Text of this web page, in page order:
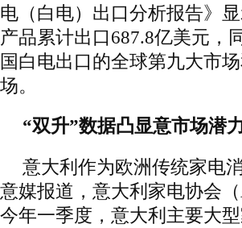
电（白电）出口分析报告》
产品累计出口687.8亿美元，
国白电出口的全球第九大市
场。
“双升”数据凸显意市场潜
意大利作为欧洲传统家电
意媒报道，意大利家电协会
今年一季度，意大利主要大